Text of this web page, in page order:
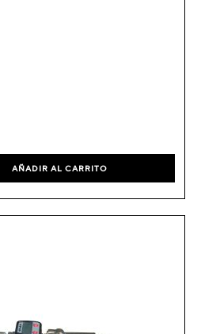
AÑADIR AL CARRITO